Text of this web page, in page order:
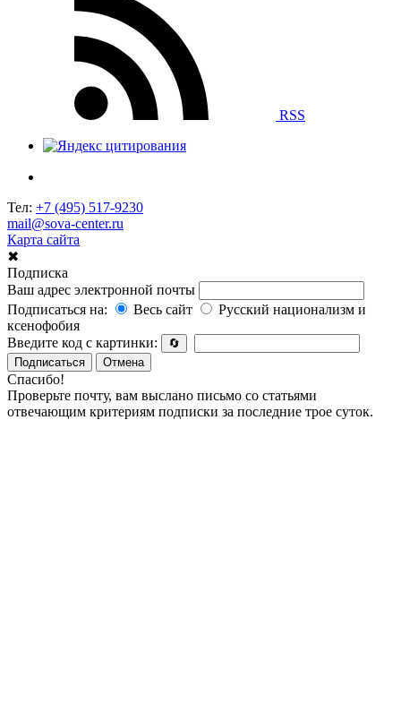
RSS
Тел: +7 (495) 517-9230
mail@sova-center.ru
Карта сайта
✖
Подписка
Ваш адрес электронной почты
Подписаться на:
Весь сайт
Русский национализм и
ксенофобия
Введите код с картинки:
🔄
Подписаться
Отмена
Спасибо!
Проверьте почту, вам выслано письмо со статьями
отвечающим критериям подписки за последние трое суток.